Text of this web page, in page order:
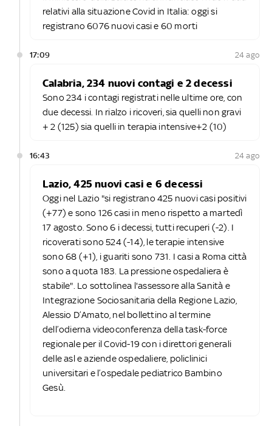
relativi alla situazione Covid in Italia: oggi si
registrano 6076 nuovi casi e 60 morti
17:09 24 ago
Calabria, 234 nuovi contagi e 2 decessi
Sono 234 i contagi registrati nelle ultime ore, con
due decessi. In rialzo i ricoveri, sia quelli non gravi
+ 2 (125) sia quelli in terapia intensive+2 (10)
16:43 24 ago
Lazio, 425 nuovi casi e 6 decessi
Oggi nel Lazio "si registrano 425 nuovi casi positivi
(+77) e sono 126 casi in meno rispetto a martedì
17 agosto. Sono 6 i decessi, tutti recuperi (-2). I
ricoverati sono 524 (-14), le terapie intensive
sono 68 (+1), i guariti sono 731. I casi a Roma città
sono a quota 183. La pressione ospedaliera è
stabile". Lo sottolinea l'assessore alla Sanità e
Integrazione Sociosanitaria della Regione Lazio,
Alessio D’Amato, nel bollettino al termine
dell’odierna videoconferenza della task-force
regionale per il Covid-19 con i direttori generali
delle asl e aziende ospedaliere, policlinici
universitari e l’ospedale pediatrico Bambino
Gesù.